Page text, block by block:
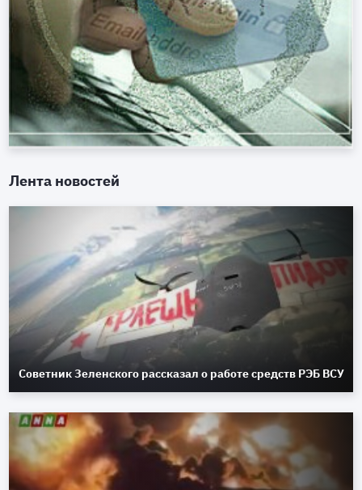
Лента новостей
Советник Зеленского рассказал о работе средств РЭБ ВСУ